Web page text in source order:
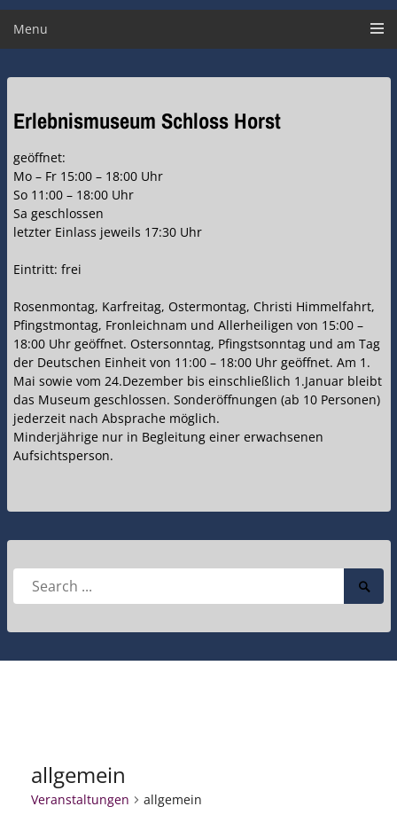
Menu
Erlebnismuseum Schloss Horst
geöffnet:
Mo – Fr 15:00 – 18:00 Uhr
So 11:00 – 18:00 Uhr
Sa geschlossen
letzter Einlass jeweils 17:30 Uhr
Eintritt: frei
Rosenmontag, Karfreitag, Ostermontag, Christi Himmelfahrt,
Pfingstmontag, Fronleichnam und Allerheiligen von 15:00 –
18:00 Uhr geöffnet. Ostersonntag, Pfingstsonntag und am Tag
der Deutschen Einheit von 11:00 – 18:00 Uhr geöffnet. Am 1.
Mai sowie vom 24.Dezember bis einschließlich 1.Januar bleibt
das Museum geschlossen. Sonderöffnungen (ab 10 Personen)
jederzeit nach Absprache möglich.
Minderjährige nur in Begleitung einer erwachsenen
Aufsichtsperson.
Search
allgemein
Veranstaltungen allgemein